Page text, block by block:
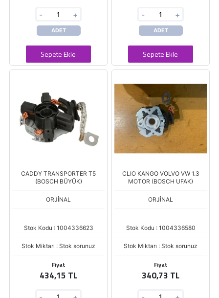
- +
ADET
Sepete Ekle
- +
ADET
Sepete Ekle
CADDY TRANSPORTER T5
(BOSCH BÜYÜK)
ORJİNAL
Stok Kodu : 1004336623
Stok Miktarı : Stok sorunuz
Fiyat
434,15 TL
CLIO KANGO VOLVO VW 1.3
MOTOR (BOSCH UFAK)
ORJİNAL
Stok Kodu : 1004336580
Stok Miktarı : Stok sorunuz
Fiyat
340,73 TL